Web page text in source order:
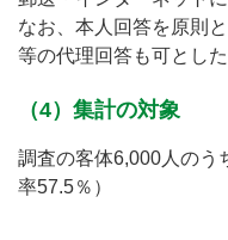
なお、本人回答を原則
等の代理回答も可とした
（4）集計の対象
調査の客体6,000人のう
率57.5％）